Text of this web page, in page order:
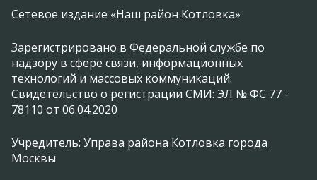
Сетевое издание «Наш район Котловка»
Зарегистрировано в Федеральной службе по
надзору в сфере связи, информационных
технологий и массовых коммуникаций.
Свидетельство о регистрации СМИ: ЭЛ № ФС 77 -
78110 от 06.04.2020
Учредитель: Управа района Котловка города
Москвы